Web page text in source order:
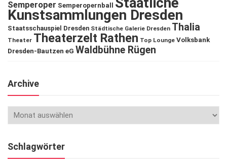
Semperoper Semperopernball
Kunstsammlungen Dresden
Staatsschauspiel Dresden Städtische Galerie Dresden Thalia
Theater Theaterzelt Rathen Top Lounge Volksbank
Dresden-Bautzen eG Waldbühne Rügen
Archive
Schlagwörter